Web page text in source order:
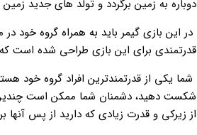
دوباره به زمین برگردد و تولد های جدید
در این بازی گیمر باید به همراه گروه خود در
قدرتمندی برای این بازی طراحی شده است که
شما یکی از قدرتمندترین افراد گروه خود
شکست دهید، دشمنان شما ممکن است چندین و
از زیرکی و قدرت زیادی که دارید از پس آنها بر